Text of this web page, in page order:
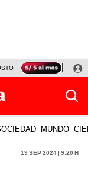
TINKA RESULTADOS
MUNDO
19 Sep 2024 | 9:20 h